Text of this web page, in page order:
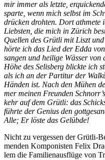
mir im­mer als letz­te,
spar­te, wenn mich selbst im
drü­cken droh­ten. Dort
Liebs­ten, die mich in Zü­rich
Quel­len des Grüt­li mit Liszt
hör­te ich das Lied der Edda
san­gen und hei­li­ge Wäs­ser
Höhe des Se­lis­berg blick­te ich
als ich an der Par­ti­tur der
Hän­den ist. Nach den Mü­hen
mer mei­nen Freun­den
kehr auf dem Grüt­li: das
führ­te der Ge­ni­us den
Alle; Er lös­te das Gelübde!
Nicht zu ver­ges­sen der Grüt­li-
men­den Kom­po­nis­ten Fe­lix
lem die Fa­mi­li­en­aus­flü­ge von